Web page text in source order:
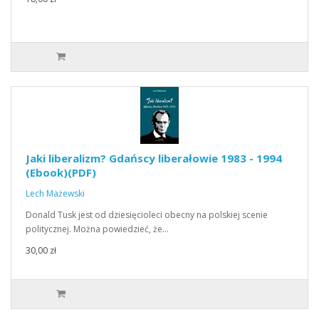
Jaki liberalizm? Gdańscy liberałowie 1983 - 1994
(Ebook)(PDF)
Lech Mażewski
Donald Tusk jest od dziesięcioleci obecny na polskiej scenie
politycznej. Można powiedzieć, że…
30,00 zł